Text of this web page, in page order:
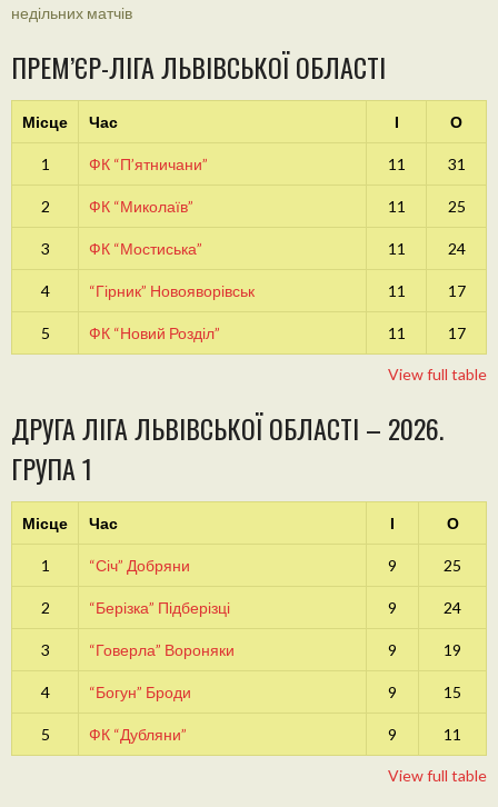
недільних матчів
ПРЕМ’ЄР-ЛІГА ЛЬВІВСЬКОЇ ОБЛАСТІ
Місце Час І О
1 ФК “П’ятничани” 11 31
2 ФК “Миколаїв” 11 25
3 ФК “Мостиська” 11 24
4 “Гірник” Новояворівськ 11 17
5 ФК “Новий Розділ” 11 17
View full table
ДРУГА ЛІГА ЛЬВІВСЬКОЇ ОБЛАСТІ – 2026.
ГРУПА 1
Місце Час І О
1 “Січ” Добряни 9 25
2 “Берізка” Підберізці 9 24
3 “Говерла” Вороняки 9 19
4 “Богун” Броди 9 15
5 ФК “Дубляни” 9 11
View full table